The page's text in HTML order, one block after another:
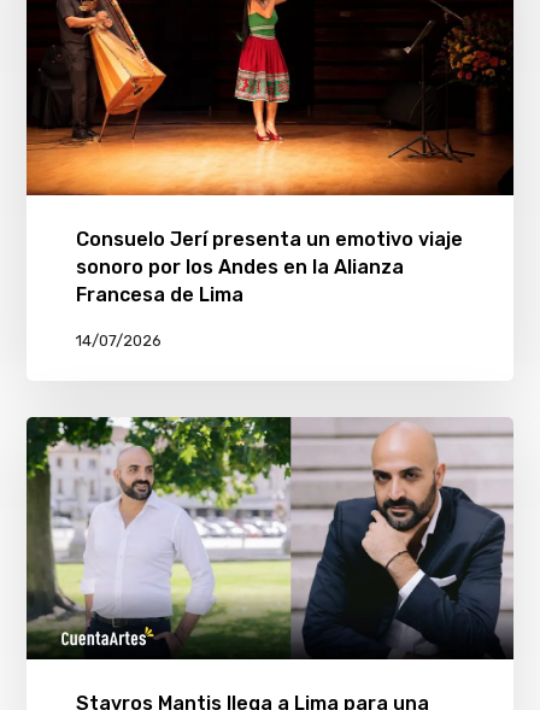
Consuelo Jerí presenta un emotivo viaje
sonoro por los Andes en la Alianza
Francesa de Lima
14/07/2026
Stavros Mantis llega a Lima para una